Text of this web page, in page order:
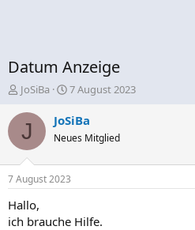
Datum Anzeige
E
s
t
e
l
e
r
JoSiBa
E
s
e
l
t
m
7 August 2023
J JoSiBa
Neues Mitglied
7 August 2023
Hallo,
ich brauche Hilfe.